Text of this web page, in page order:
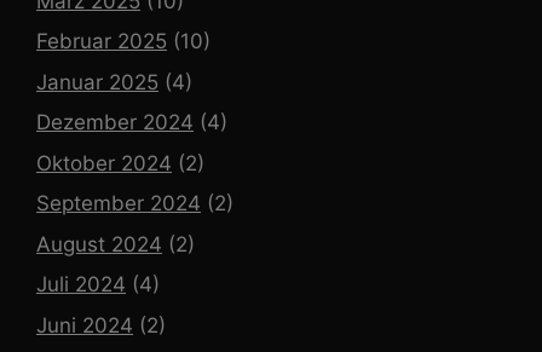
Februar 2025 (10)
Januar 2025 (4)
Dezember 2024 (4)
Oktober 2024 (2)
September 2024 (2)
August 2024 (2)
Juli 2024 (4)
Juni 2024 (2)